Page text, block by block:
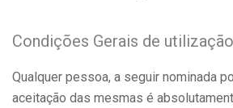
Condições Gerais de
Qualquer pessoa, a seguir nominada
aceitação das mesmas é